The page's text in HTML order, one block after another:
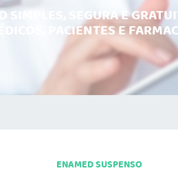
SIMPLES, SEGURA E
PACIENTES E
ENAMED SUSPENSO